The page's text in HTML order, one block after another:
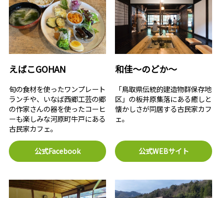
えばこGOHAN
旬の食材を使ったワンプレート
ランチや、いなば西郷工芸の郷
の作家さんの器を使ったコーヒ
ーも楽しみな河原町牛戸にある
古民家カフェ。
公式Facebook
和佳～のどか～
「鳥取県伝統的建造物群保存地
区」の板井原集落にある癒しと
懐かしさが同居する古民家カフ
ェ。
公式WEBサイト